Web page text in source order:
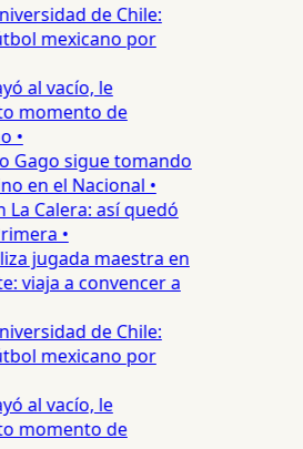
de Chile:
mexicano por
al vacío, le
momento de
Gago sigue tomando
en el Nacional •
Calera: así quedó
•
jugada maestra en
viaja a convencer a
de Chile:
mexicano por
al vacío, le
momento de